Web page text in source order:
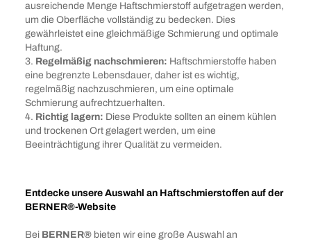
ausreichende Menge Haftschmierstoff aufgetragen werden,
um die Oberfläche vollständig zu bedecken. Dies
gewährleistet eine gleichmäßige Schmierung und optimale
Haftung.
3. Regelmäßig nachschmieren: Haftschmierstoffe haben
eine begrenzte Lebensdauer, daher ist es wichtig,
regelmäßig nachzuschmieren, um eine optimale
Schmierung aufrechtzuerhalten.
4. Richtig lagern: Diese Produkte sollten an einem kühlen
und trockenen Ort gelagert werden, um eine
Beeinträchtigung ihrer Qualität zu vermeiden.
Entdecke unsere Auswahl an Haftschmierstoffen auf der
BERNER®-Website
Bei BERNER® bieten wir eine große Auswahl an